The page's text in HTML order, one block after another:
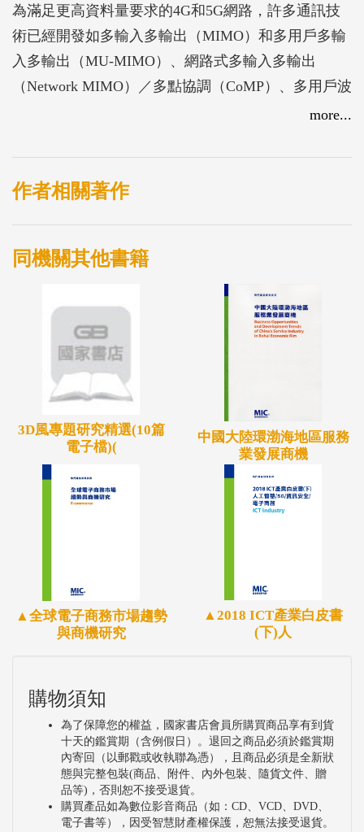
為滿足更高資料量要求的4G和5G網路，許多通訊技
術已經開發如多輸入多輸出（MIMO）和多用戶多輸
入多輸出（MU-MIMO）、網路式多輸入多輸出
（Network MIMO）／多點協調（CoMP）、多用戶波
束成形（MULTI-USER BEAMFORMING）、載波聚
其中，MIMO／MU-MIMO、Network MIMO／CoMP
要。故本研究首先將詳細說明此三大關鍵技術，再從
各技術的市場發展態勢、大廠佈局與專利進展分別進
行深度分析。
more...
作者相關著作
同機關其他書籍
3D風專題研究精選(10篇
電子檔)(
中國大陸環渤海地區服務
業發展商機
▲全球電子商務市場趨勢
與商機研究
▲2018 ICT產業白皮書
(下)人
購物須知
為了保障您的權益，國家書店會員所購買商品享有到貨
十天的鑑賞期（含例假日）。退回之商品必須於鑑賞期
內寄回（以郵戳或收執聯為憑），且商品必須是全新狀
態與完整包裝(商品、附件、內外包裝、隨貨文件、贈
品等)，否則恕不接受退貨。
購買產品如為數位影音商品（如：CD、VCD、DVD、
電子書等），因受智慧財產權保護，恕無法接受退貨。